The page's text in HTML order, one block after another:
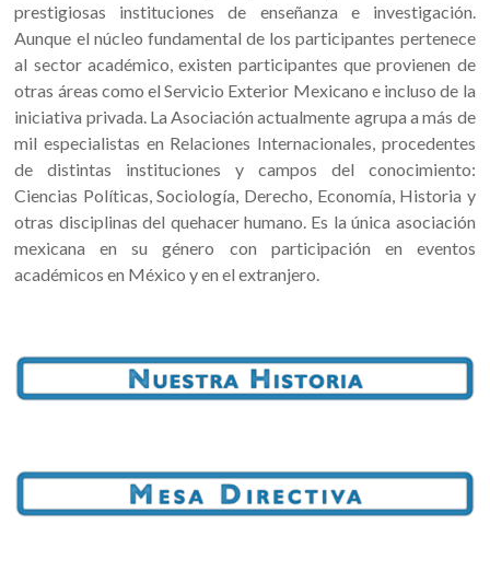
prestigiosas instituciones de enseñanza e investigación.
Aunque el núcleo fundamental de los participantes pertenece
al sector académico, existen participantes que provienen de
otras áreas como el Servicio Exterior Mexicano e incluso de la
iniciativa privada. La Asociación actualmente agrupa a más de
mil especialistas en Relaciones Internacionales, procedentes
de distintas instituciones y campos del conocimiento:
Ciencias Políticas, Sociología, Derecho, Economía, Historia y
otras disciplinas del quehacer humano. Es la única asociación
mexicana en su género con participación en eventos
académicos en México y en el extranjero.